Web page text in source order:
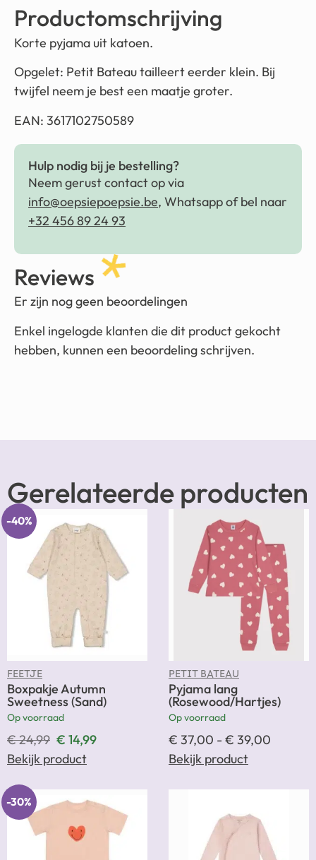
Productomschrijving
Korte pyjama uit katoen.
Opgelet: Petit Bateau tailleert eerder klein. Bij
twijfel neem je best een maatje groter.
EAN: 3617102750589
Hulp nodig bij je bestelling?
Neem gerust contact op via
info@oepsiepoepsie.be, Whatsapp of bel naar
+32 456 89 24 93
Reviews
Er zijn nog geen beoordelingen
Enkel ingelogde klanten die dit product gekocht
hebben, kunnen een beoordeling schrijven.
Gerelateerde producten
-40%
FEETJE
Boxpakje Autumn
Sweetness (Sand)
Op voorraad
€24,99 € 14,99
Bekijk product
PETIT BATEAU
Pyjama lang
(Rosewood/Hartjes)
Op voorraad
€ 37,00 - € 39,00
Bekijk product
-30%